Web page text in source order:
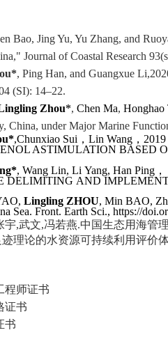
Bao, Jing Yu, Yu Zhang, and
Journal of Coastal Research
*, Ping Han, and Guangxue Li
(SI): 14–22.
Zhou*, Chen Ma, Honghao
China, under Major Marine
,Chunxiao Sui ， Lin Wang ， 2019
ASTIMULATION BASED
, Wang Lin, Li Yang, Han Ping ，
DELIMITING AND
Lingling ZHOU, Min BAO,
Sea. Front. Earth Sci., https://
宇,武文,冯若燕.中国生态用海管
理论的水资源可持续利用评价
程师证书
证书
书